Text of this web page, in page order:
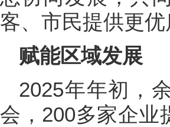
客、市民提供更
赋能区域发展
2025年年初，
会，200多家企业